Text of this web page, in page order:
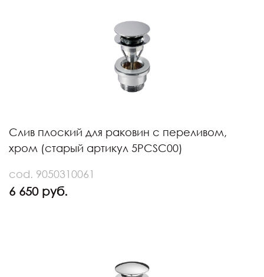
Слив плоский для раковин с переливом,
хром (старый артикул 5PCSC00)
cod. 9050310061
6 650 руб.